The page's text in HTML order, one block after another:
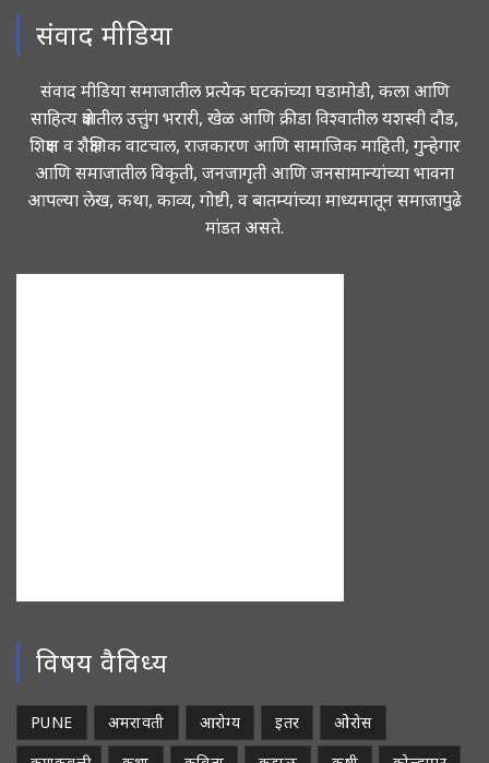
संवाद मीडिया
संवाद मीडिया समाजातील प्रत्येक घटकांच्या घडामोडी, कला आणि
साहित्य क्षेत्रातील उत्तुंग भरारी, खेळ आणि क्रीडा विश्वातील यशस्वी दौड,
शिक्षण व शैक्षणिक वाटचाल, राजकारण आणि सामाजिक माहिती, गुन्हेगार
आणि समाजातील विकृती, जनजागृती आणि जनसामान्यांच्या भावना
आपल्या लेख, कथा, काव्य, गोष्टी, व बातम्यांच्या माध्यमातून समाजापुढे
मांडत असते.
विषय वैविध्य
PUNE अमरावती आरोग्य इतर
ओरोस